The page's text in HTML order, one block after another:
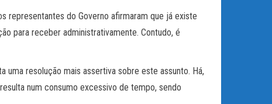
representantes do Governo afirmaram que já existe
para receber administrativamente. Contudo, é
uma resolução mais assertiva sobre este assunto. Há,
num consumo excessivo de tempo, sendo